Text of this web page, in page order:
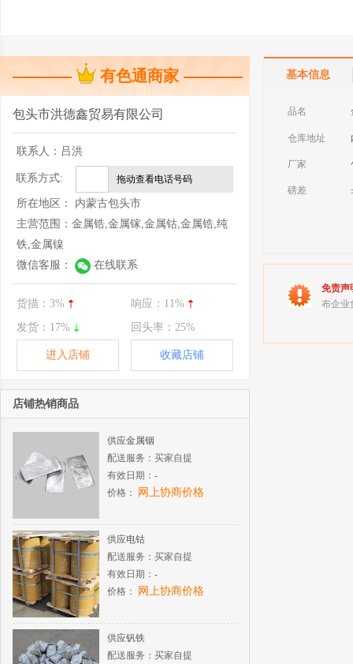
有色通商家
包头市洪德鑫贸易有限公司
联系人： 吕洪
联系方式: 拖动查看电话号码
所在地区：
内蒙古包头市
主营范围： 金属锆,金属镓,金属钴,金属锆,纯
铁,金属镍
微信客服：
在线联系
货描： 3% 响应： 11%
发货： 17% 回头率： 25%
进入店铺 收藏店铺
店铺热销商品
供应金属铟
配送服务： 买家自提
有效日期： -
价格：
网上协商价格
供应电钴
配送服务： 买家自提
有效日期： -
价格：
网上协商价格
供应钒铁
配送服务： 买家自提
基本信息
品名
仓库地址
厂家
磅差
免责声
布企业